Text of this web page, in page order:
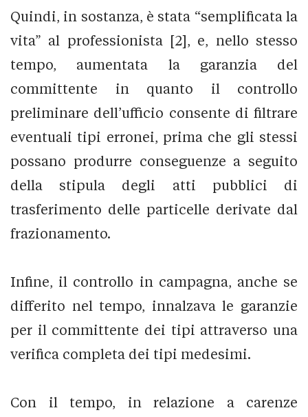
Quindi, in sostanza, è stata “semplificata la
vita” al professionista [2], e, nello stesso
tempo, aumentata la garanzia del
committente in quanto il controllo
preliminare dell’ufficio consente di filtrare
eventuali tipi erronei, prima che gli stessi
possano produrre conseguenze a seguito
della stipula degli atti pubblici di
trasferimento delle particelle derivate dal
frazionamento.
Infine, il controllo in campagna, anche se
differito nel tempo, innalzava le garanzie
per il committente dei tipi attraverso una
verifica completa dei tipi medesimi.
Con il tempo, in relazione a carenze